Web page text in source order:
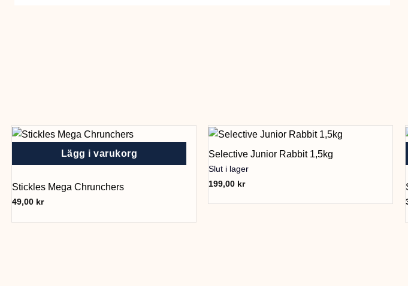
Lägg i varukorg
Stickles Mega Chrunchers
49,00 kr
Selective Junior Rabbit 1,5kg
Slut i lager
199,00 kr